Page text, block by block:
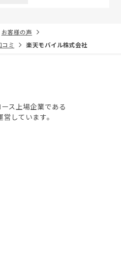
お客様の声
ミ
楽天モバイル株式会社
ス上場企業である
しています。